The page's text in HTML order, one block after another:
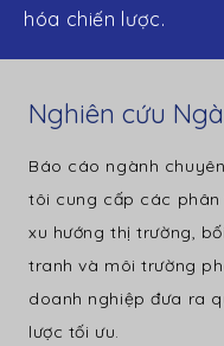
hóa chiến lược.
Nghiên cứu
Báo cáo ngành
tôi cung cấp các
xu hướng thị trường,
tranh và môi trường
doanh nghiệp đưa ra
lược tối ưu.